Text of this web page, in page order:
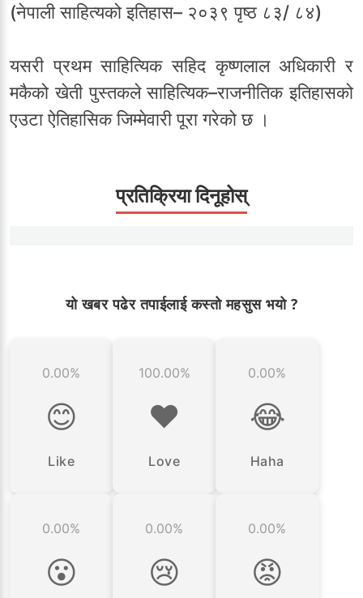
(नेपाली साहित्यको इतिहास– २०३९ पृष्ठ ८३/ ८४)
यसरी प्रथम साहित्यिक सहिद कृष्णलाल अधिकारी र
मकैको खेती पुस्तकले साहित्यिक–राजनीतिक इतिहासको
एउटा ऐतिहासिक जिम्मेवारी पूरा गरेको छ ।
प्रतिक्रिया दिनूहोस्
यो खबर पढेर तपाईलाई कस्तो महसुस भयो ?
0.00%
😊
Like
100.00%
❤️
Love
0.00%
😂
Haha
0.00%
😮
0.00%
😢
0.00%
😡